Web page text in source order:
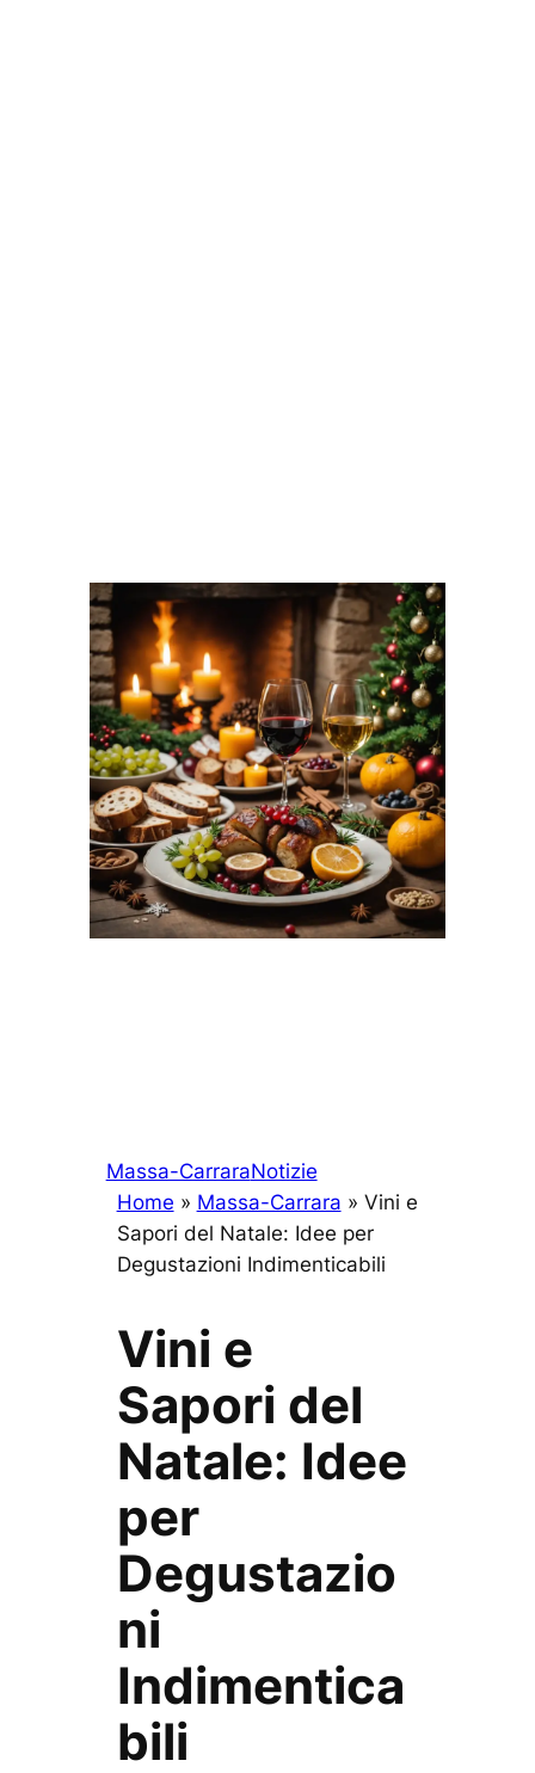
Massa-CarraraNotizie
Home » Massa-Carrara » Vini e
Sapori del Natale: Idee per
Degustazioni Indimenticabili
Vini e
Sapori del
Natale: Idee
per
Degustazio
ni
Indimentica
bili